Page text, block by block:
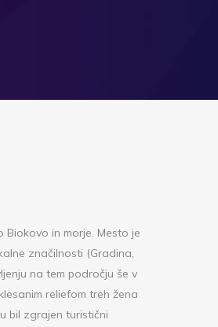
in morje. Mesto je
značilnosti (Gradina,
na tem področju še v
reliefom treh žena
bil zgrajen turistični